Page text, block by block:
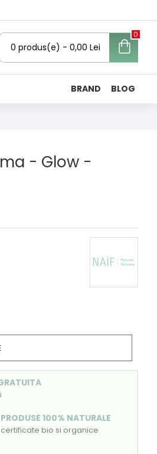
0 produs(e) - 0,00 Lei
0
BRAND BLOG
- Glow -
PRODUSE 100% NATURALE
certificate bio si organice